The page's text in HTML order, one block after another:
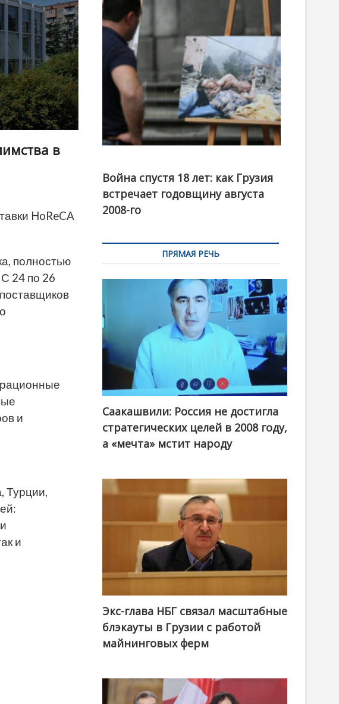
o
n
в
HoReCA
полностью
24 по 26
и
Турции,
и
канал
Война спустя 18 лет: как Грузия
встречает годовщину августа
2008-го
ПРЯМАЯ РЕЧЬ
Саакашвили: Россия не достигла
стратегических целей в 2008 году,
а «мечта» мстит народу
Экс-глава НБГ связал масштабные
блэкауты в Грузии с работой
майнинговых ферм